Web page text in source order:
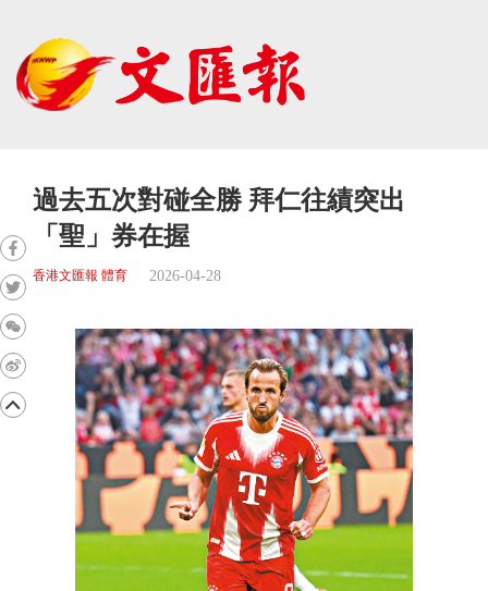
過去五次對碰全勝 拜仁往績突出
「聖」券在握
香港文匯報 體育 2026-04-28